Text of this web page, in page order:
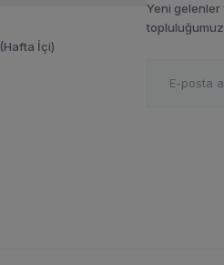
İçi)
Yeni